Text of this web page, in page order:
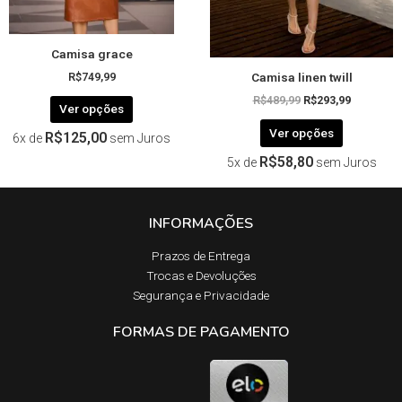
Camisa grace
R$749,99
Ver opções
na
página
do
6x de R$125,00 sem Juros
Camisa linen twill
R$489,99 R$293,99
Ver opções
na
página
do
produto
5x de R$58,80 sem Juros
INFORMAÇÕES
Prazos de Entrega​
Trocas e Devoluções​
Segurança e Privacidade
FORMAS DE PAGAMENTO